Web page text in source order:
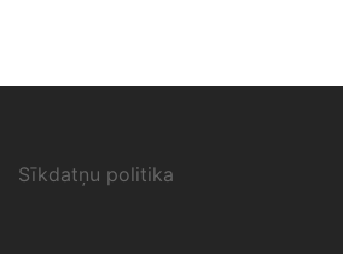
Sīkdatņu politika